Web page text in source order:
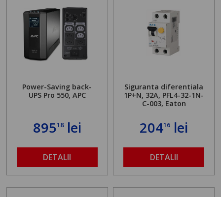
Power-Saving back-
UPS Pro 550, APC
89518lei
DETALII
Siguranta diferentiala
1P+N, 32A, PFL4-32-1N-
C-003, Eaton
20416 lei
DETALII